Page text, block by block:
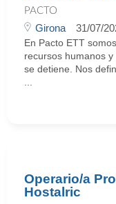
PACTO
Girona 31/07/
En Pacto ETT
recursos humanos
se detiene. Nos
Operario/a
Hostalric